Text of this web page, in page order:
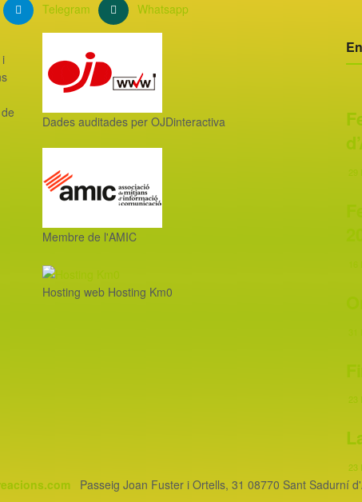
Telegram Whatsapp
i
Dades auditades per OJDinteractiva
Membre de l'AMIC
Hosting web Hosting Km0
23
Passeig Joan Fuster i Ortells, 31 08770 Sant Sadurní